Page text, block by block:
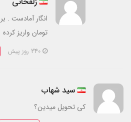
تومان واریز کرده
سید شهاب
کی تحویل میدین؟